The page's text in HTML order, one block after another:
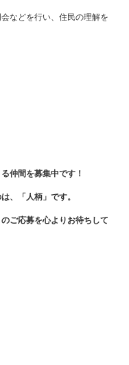
などを行い、住民の理解を
仲間を募集中です！
、「人柄」です。
ご応募を心よりお待ちして